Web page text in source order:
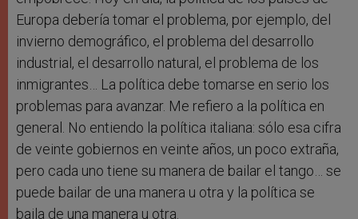
Europa debería tomar el problema, por ejemplo, del
invierno demográfico, el problema del desarrollo
industrial, el desarrollo natural, el problema de los
inmigrantes… La política debe tomarse en serio los
problemas para avanzar. Me refiero a la política en
general. No entiendo la política italiana: sólo esa cifra
de veinte gobiernos en veinte años, un poco extraña,
pero cada uno tiene su manera de bailar el tango… se
puede bailar de una manera u otra y la política se
baila de una manera u otra.